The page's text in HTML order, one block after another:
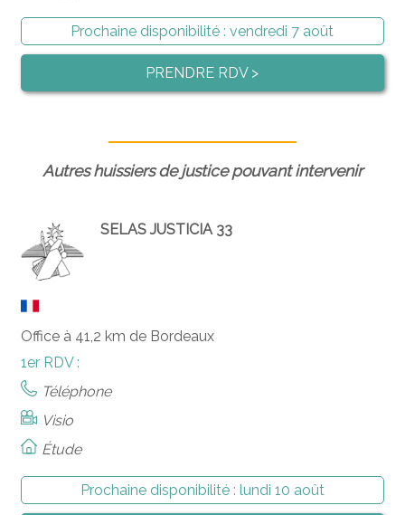
Prochaine disponibilité :vendredi 7 août
PRENDRE RDV >
Autres huissiers de justice pouvant intervenir
SELAS JUSTICIA 33
Office à 41,2 km de Bordeaux
1er RDV :
Téléphone
Visio
Étude
Prochaine disponibilité : lundi 10 août